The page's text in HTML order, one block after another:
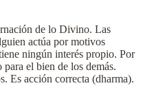
de lo Divino. Las
actúa por motivos
ningún interés propio. Por
el bien de los demás.
Es acción correcta (dharma).